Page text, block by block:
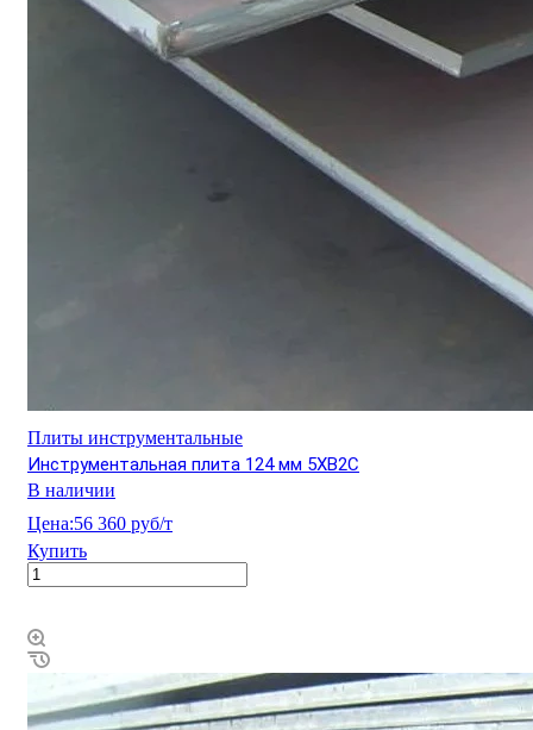
Плиты инструментальные
Инструментальная плита 124 мм 5ХВ2С
В наличии
Цена:56 360 руб/т
Купить